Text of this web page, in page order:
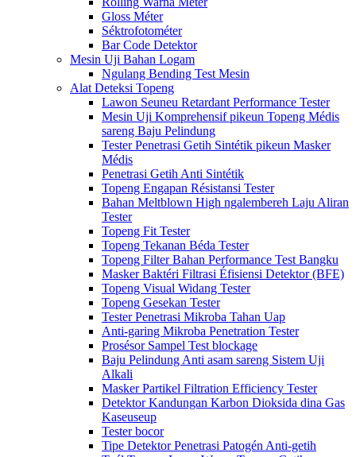
Gloss Méter
Séktrofotométer
Bar Code Detektor
Mesin Uji Bahan Logam
Ngulang Bending Test Mesin
Alat Deteksi Topeng
Lawon Seuneu Retardant Performance Tester
Mesin Uji Komprehensif pikeun Topeng Médis
sareng Baju Pelindung
Tester Penetrasi Getih Sintétik pikeun Masker
Médis
Penetrasi Getih Anti Sintétik
Topeng Engapan Résistansi Tester
Bahan Meltblown High ngalembereh Laju Aliran
Tester
Topeng Fit Tester
Topeng Tekanan Béda Tester
Topeng Filter Bahan Performance Test Bangku
Masker Baktéri Filtrasi Éfisiensi Detektor (BFE)
Topeng Visual Widang Tester
Topeng Gesekan Tester
Tester Penetrasi Mikroba Tahan Uap
Anti-garing Mikroba Penetration Tester
Prosésor Sampel Test blockage
Baju Pelindung Anti asam sareng Sistem Uji
Alkali
Masker Partikel Filtration Efficiency Tester
Detektor Kandungan Karbon Dioksida dina Gas
Kaseuseup
Tester bocor
Tipe Detektor Penetrasi Patogén Anti-getih